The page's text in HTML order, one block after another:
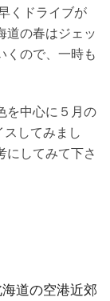
くドライブが
道の春はジェッ
くので、一時も
を中心に５月の
してみまし
にしてみて下さ
道の空港近郊